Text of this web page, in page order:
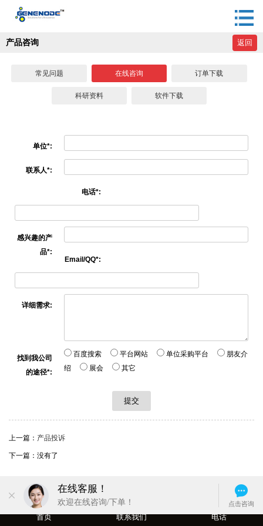
产品咨询 返回
常见问题 在线咨询 订单下载
科研资料 软件下载
单位*:
联系人*:
电话*:
感兴趣的产
品*:
Email/QQ*:
详细需求:
找到我公司
的途径*:
百度搜索 平台网站 单位采购平台
朋友介
绍
展会 其它
上一篇： 产品投诉
下一篇：没有了
首页 联系我们 电话